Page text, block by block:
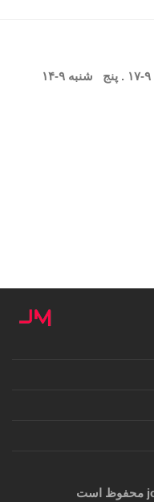
۹-۱۷ . پنج شنبه ۹-۱۴